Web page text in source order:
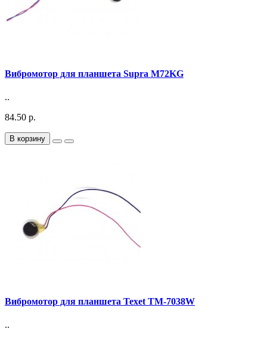
Вибромотор для планшета Supra M72KG
..
84.50 р.
В корзину
Вибромотор для планшета Texet TM-7038W
..